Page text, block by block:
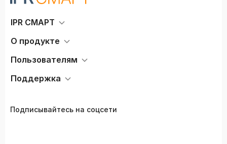
IPR СМАРТ
О продукте
Пользователям
Поддержка
Подписывайтесь на соцсети